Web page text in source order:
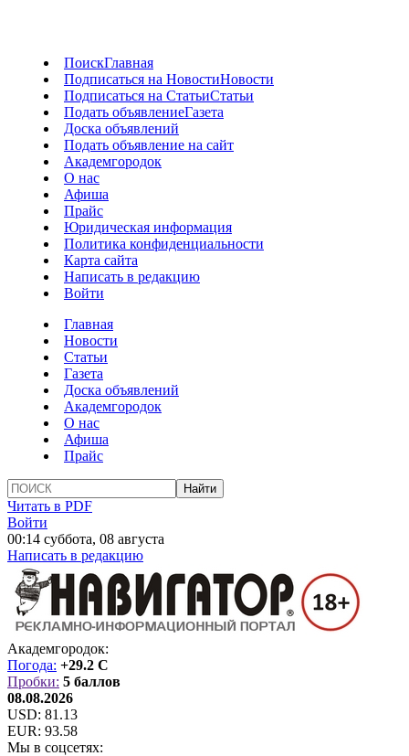
ПоискГлавная
Подписаться на НовостиНовости
Подписаться на СтатьиСтатьи
Подать объявлениеГазета
Доска объявлений
Подать объявление на сайт
Академгородок
О нас
Афиша
Прайс
Юридическая информация
Политика конфиденциальности
Карта сайта
Написать в редакцию
Войти
Главная
Новости
Статьи
Газета
Доска объявлений
Академгородок
О нас
Афиша
Прайс
Читать в PDF
Войти
00:14 суббота, 08 августа
Написать в редакцию
Академгородок:
Погода: +29.2 C
Пробки: 5 баллов
08.08.2026
USD: 81.13
EUR: 93.58
Мы в соцсетях: